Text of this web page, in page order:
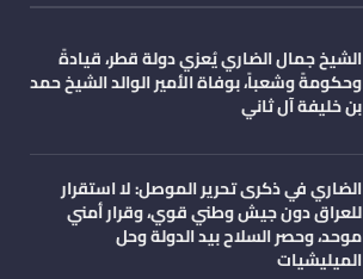
الشيخ جمال الضاري يُعزي دولة قطر، قيادةً
وحكومةً وشعباً، بوفاة الأمير الوالد الشيخ حمد
بن خليفة آل ثاني
الضاري في ذكرى تحرير الموصل: لا استقرار
للعراق دون جيش وطني قوي، وقرار أمني
موحد، وحصر السلاح بيد الدولة وحل
الميليشيات